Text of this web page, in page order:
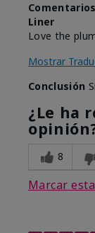
Liner
Love the
Mostrar
Conclusión
¿Le ha
8
Marcar